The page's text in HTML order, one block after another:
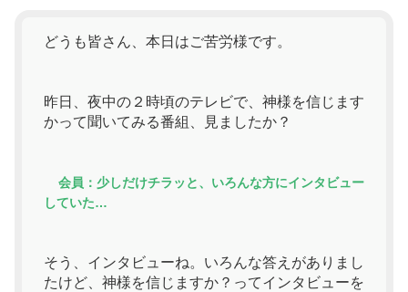
どうも皆さん、本日はご苦労様です。
昨日、夜中の２時頃のテレビで、神様を信じます
かって聞いてみる番組、見ましたか？
会員：少しだけチラッと、いろんな方にインタビュー
していた…
そう、インタビューね。いろんな答えがありまし
たけど、神様を信じますか？ってインタビューを